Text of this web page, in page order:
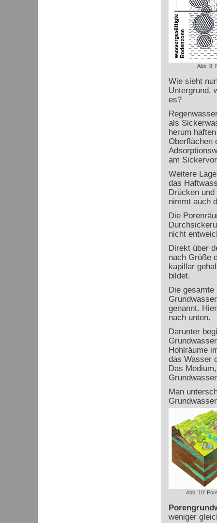
Abb. 9:
Wie sieht
Untergrund,
es?
als
herum
Oberflächen
am
Weitere
das
Drücken
nimmt auch
Die
nicht
Direkt über
nach Größe
kapillar
bildet.
Die
genannt.
nach unten.
Darunter
Hohlräume
das Wasser
Das
Man
Abb. 10:
weniger